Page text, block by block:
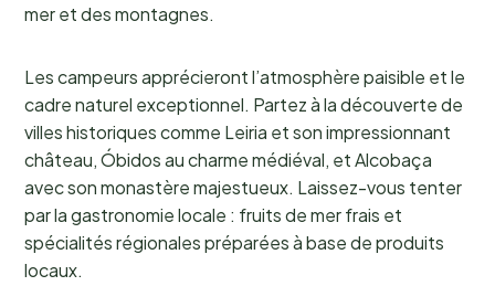
mer et des montagnes.
Les campeurs apprécieront l’atmosphère paisible et le
cadre naturel exceptionnel. Partez à la découverte de
villes historiques comme Leiria et son impressionnant
château, Óbidos au charme médiéval, et Alcobaça
avec son monastère majestueux. Laissez-vous tenter
par la gastronomie locale : fruits de mer frais et
spécialités régionales préparées à base de produits
locaux.